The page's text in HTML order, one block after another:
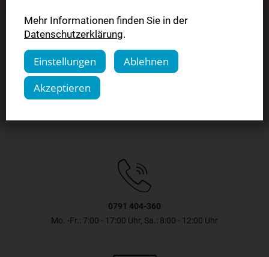
Sie haben Fragen?
0791 404-360
Mo. -Fr.: 7:00 - 17:00 Uhr, Sa.: 8:00 - 12:00 Uhr
Mehr Informationen finden Sie in der
Datenschutzerklärung.
Einstellungen
Ablehnen
Akzeptieren